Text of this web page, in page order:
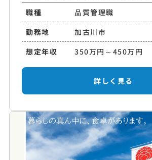
職種
品質管理職
勤務地
加古川市
想定年収
350万円～450万円
詳しく見る